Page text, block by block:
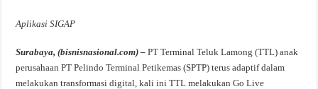
Aplikasi SIGAP
Surabaya, (bisnisnasional.com) – PT Terminal Teluk Lamong (TTL) anak
perusahaan PT Pelindo Terminal Petikemas (SPTP) terus adaptif dalam
melakukan transformasi digital, kali ini TTL melakukan Go Live